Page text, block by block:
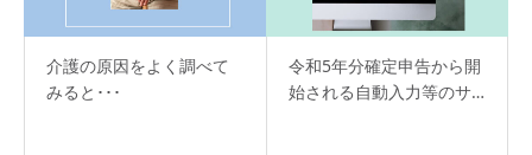
介護の原因をよく調べて
みると･･･
令和5年分確定申告から開
始される自動入力等のサ…